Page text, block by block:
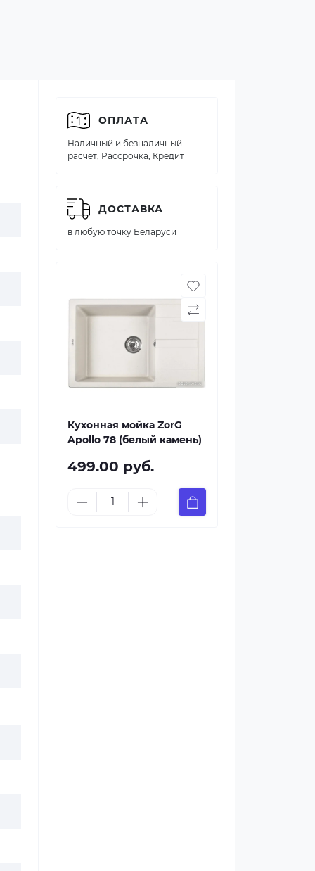
ОПЛАТА
Наличный и безналичный
расчет, Рассрочка, Кредит
ДОСТАВКА
в любую точку Беларуси
Кухонная мойка ZorG
Apollo 78 (белый камень)
499.00 руб.